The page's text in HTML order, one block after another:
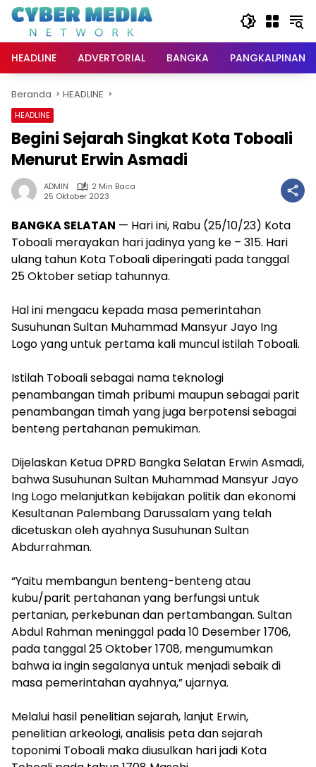
Langsung
konten
HEADLINE
ADVERTORIAL BANGKA PANGKALPINANG
Beranda HEADLINE
HEADLINE
Begini Sejarah Singkat Kota Toboali
Menurut Erwin Asmadi
ADMIN
2 Min Baca
25 Oktober 2023
BANGKA SELATAN — Hari ini, Rabu (25/10/23) Kota
Toboali merayakan hari jadinya yang ke – 315. Hari
ulang tahun Kota Toboali diperingati pada tanggal
25 Oktober setiap tahunnya.
Hal ini mengacu kepada masa pemerintahan
Susuhunan Sultan Muhammad Mansyur Jayo Ing
Logo yang untuk pertama kali muncul istilah Toboali.
Istilah Toboali sebagai nama teknologi
penambangan timah pribumi maupun sebagai parit
penambangan timah yang juga berpotensi sebagai
benteng pertahanan pemukiman.
Dijelaskan Ketua DPRD Bangka Selatan Erwin Asmadi,
bahwa Susuhunan Sultan Muhammad Mansyur Jayo
Ing Logo melanjutkan kebijakan politik dan ekonomi
Kesultanan Palembang Darussalam yang telah
dicetuskan oleh ayahnya Susuhunan Sultan
Abdurrahman.
“Yaitu membangun benteng-benteng atau
kubu/parit pertahanan yang berfungsi untuk
pertanian, perkebunan dan pertambangan. Sultan
Abdul Rahman meninggal pada 10 Desember 1706,
pada tanggal 25 Oktober 1708, mengumumkan
bahwa ia ingin segalanya untuk menjadi sebaik di
masa pemerintahan ayahnya,” ujarnya.
Melalui hasil penelitian sejarah, lanjut Erwin,
penelitian arkeologi, analisis peta dan sejarah
toponimi Toboali maka diusulkan hari jadi Kota